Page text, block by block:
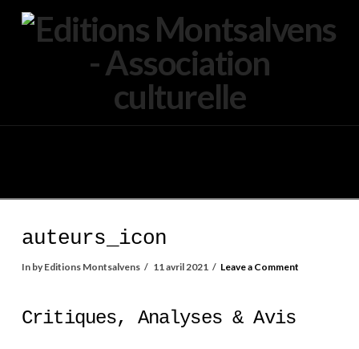
auteurs_icon
In by Editions Montsalvens 11 avril 2021 Leave a Comment
Critiques, Analyses & Avis